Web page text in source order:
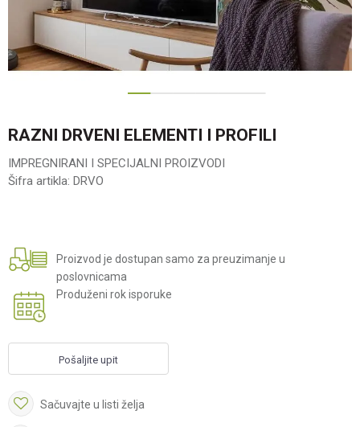
RAZNI DRVENI ELEMENTI I PROFILI
IMPREGNIRANI I SPECIJALNI PROIZVODI
Šifra artikla: DRVO
Proizvod je dostupan samo za preuzimanje u
poslovnicama
Produženi rok isporuke
Pošaljite upit
Sačuvajte u listi želja